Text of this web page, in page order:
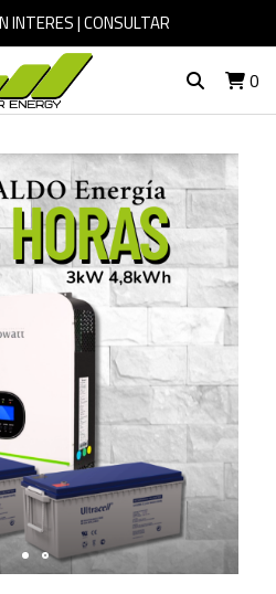
INTERES | CONSULTAR
0